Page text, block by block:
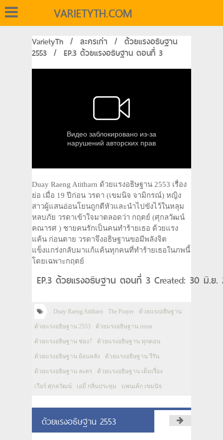
VARIETYTH.COM
VarietyTh / ละครเก่า / ด้วยแรงอธิษฐาน
2553 / EP.3 ด้วยแรงอธิษฐาน ตอนที่ 3
Duay Raeng Atitharn ด้วยแรงอธิษฐาน 2553 เรื่อง
ย่อ เมื่อ 19 ปีก่อน วรดา (เขมนิจ จามิกรณ์) หญิง
สาวผู้แสนอ่อนโยนถูกตีหัวและนำไปขังไว้ในหลุม
หลบภัย วรดาเข้าใจมาตลอดว่า กฤตย์ (ศุกลวัฒน์
คณารศ ) ชายคนรักเป็นคนทำร้ายเธอ ด้วยแรง
แค้น ก่อนตาย วรดาจึงอธิษฐานขอมีพลังจิต
แข็งแกร่งกลับมาแก้แค้นทุกคนที่ทำร้ายเธอในภพนี้
โดยเฉพาะกฤตย์
EP.3 ด้วยแรงอธิษฐาน ตอนที่ 3 Created: 30 มิ.ย.
Duay Raeng Atitharn The Prayer ด้วยแรงอธิษฐาน
ด้วยแรงอธิษฐาน 2553 ด้วยแรงอธิษฐาน rerun
ด้วยแรงอธิษฐาน ช่อง7 ด้วยแรงอธิษฐาน ทุกตอน
ด้วยแรงอธิษฐาน ย้อนหลัง ด้วยแรงอธิษฐาน รีรัน
ด้วยแรงอธิษฐาน ละคร ด้วยแรงอธิษฐาน เต็มเรื่อง
เวียร์ ศุกลวัฒน์ เอมี่ กลิ่นประทุม แพนเค้ก เขมนิจ
ด้วยแรงอธิษฐาน 2553